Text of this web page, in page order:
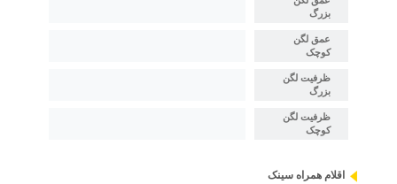
بزرگ
عمق لگن
کوچک
ظرفیت لگن
بزرگ
ظرفیت لگن
کوچک
اقلام همراه سینک